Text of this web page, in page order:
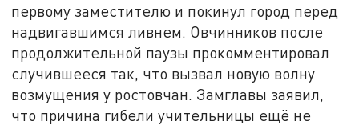
первому заместителю и покинул город перед
надвигавшимся ливнем. Овчинников после
продолжительной паузы прокомментировал
случившееся так, что вызвал новую волну
возмущения у ростовчан. Замглавы заявил,
что причина гибели учительницы ещё не